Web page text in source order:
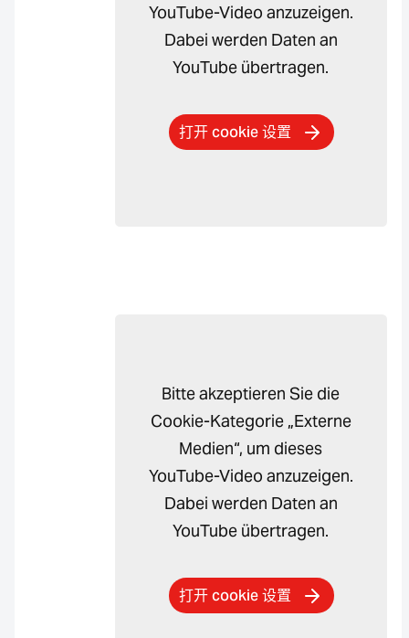
YouTube-Video anzuzeigen.
Dabei werden Daten an
YouTube übertragen.
打开 cookie 设置
Bitte akzeptieren Sie die
Cookie-Kategorie „Externe
Medien“, um dieses
YouTube-Video anzuzeigen.
Dabei werden Daten an
YouTube übertragen.
打开 cookie 设置